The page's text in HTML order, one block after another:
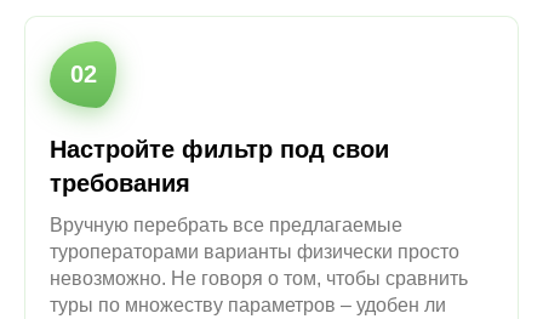
02
Настройте фильтр под свои
Вручную перебрать все предлагаемые
туроператорами варианты физически просто
невозможно. Не говоря о том, чтобы сравнить